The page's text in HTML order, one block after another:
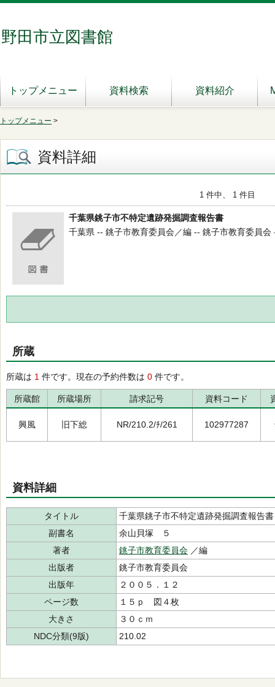
野田市立図書館
トップメニュー 資料検索 資料紹介
トップメニュー >
資料詳細
1 件中、 1 件目
千葉県銚子市不特定遺跡発掘調査報告書
千葉県 -- 銚子市教育委員会／編 -- 銚子市教育委員
所蔵
所蔵は 1 件です。現在の予約件数は 0 件です。
所蔵館 所蔵場所 請求記号 資料コード
興風 旧下総 NR/210.2/ﾁ/261 102977287
資料詳細
タイトル
千葉県銚子市不特定遺跡発掘調査報告書
副書名
余山貝塚 ５
著者
銚子市教育委員会 ／編
出版者
銚子市教育委員会
出版年
２００５．１２
ページ数
１５ｐ 図４枚
大きさ
３０ｃｍ
NDC分類(9版)
210.02